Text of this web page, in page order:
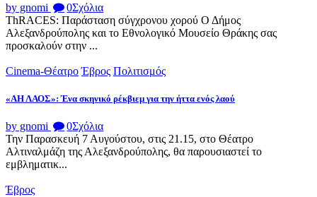
by gnomi 0Σχόλια
ThRACES: Παράσταση σύγχρονου χορού Ο Δήμος
Αλεξανδρούπολης και το Εθνολογικό Μουσείο Θράκης σας
προσκαλούν στην ...
Cinema-Θέατρο Έβρος Πολιτισμός
«ΑΗ ΛΑΟΣ»: Ένα σκηνικό ρέκβιεμ για την ήττα ενός λαού
by gnomi 0Σχόλια
Την Παρασκευή 7 Αυγούστου, στις 21.15, στο Θέατρο
Αλτιναλμάζη της Αλεξανδρούπολης, θα παρουσιαστεί το
εμβληματικ...
Έβρος